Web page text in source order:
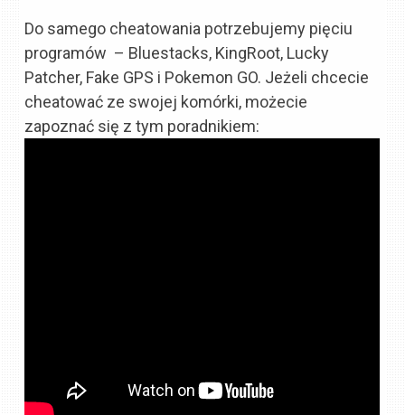
Do samego cheatowania potrzebujemy pięciu
programów – Bluestacks, KingRoot, Lucky
Patcher, Fake GPS i Pokemon GO. Jeżeli chcecie
cheatować ze swojej komórki, możecie
zapoznać się z tym poradnikiem: